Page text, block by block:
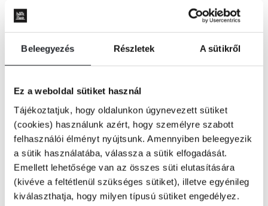
Beleegyezés Részletek A sütikről
Ez a weboldal sütiket használ
Tájékoztatjuk, hogy oldalunkon úgynevezett sütiket
(cookies) használunk azért, hogy személyre szabott
felhasználói élményt nyújtsunk. Amennyiben beleegyezik
a sütik használatába, válassza a sütik elfogadását.
Emellett lehetősége van az összes süti elutasítására
(kivéve a feltétlenül szükséges sütiket), illetve egyénileg
kiválaszthatja, hogy milyen típusú sütiket engedélyez.
KOSÁRBA
Szereted az aranyszínű, édes mézet? Szeretsz együtt mókázni kedvenc
mesehőseiddel? Akkor ne késlekedj, fogd meg a színes ceruzáidat, és
csatlakozz Micimackóhoz és barátaihoz! A feladatuk: megtalálni Füles
hiányzó farkát, és csapdát állítani a zoknikat kilyukasztó, szörnyű
Rögvesnek, aki elrabolta Róbert Gidát! Az első színezős mesekönyvem
matricákkal nem csak a mozis történetet meséli el, hiszen a matricák
és a színezhető oldalak segítségével te is részese lehetsz a kalandnak!
Indulás, vár a Százholdas PagonyTovább